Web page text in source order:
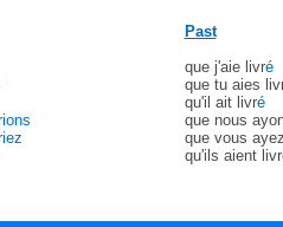
ions
iez
Past
que j'aie livré
que tu aies
qu'il ait livré
que nous
que vous
qu'ils aient livr